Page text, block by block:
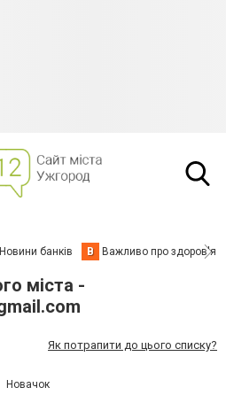
Новини банків В Важливо про здоров'я
міста -
Як потрапити до цього списку?
Новачок